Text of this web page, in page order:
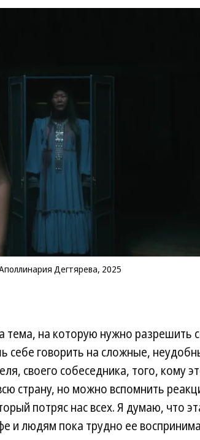
Дегтярева, 2025
на которую нужно разрешить
себе говорить на сложные,
своего собеседника, того, кому
страну, но можно вспомнить
потряс нас всех. Я думаю, что
и людям пока трудно ее